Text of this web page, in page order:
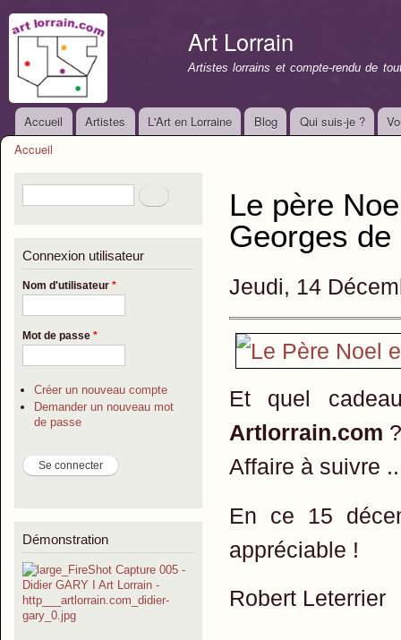
Art Lorrain
Artistes lorrains et compte-rendu de
Menu principal
Accueil Artistes L'Art en Lorraine Blog Qui suis-je ?
Accueil
Formulaire de rechercheRechercher
Connexion utilisateur
Nom d'utilisateur *
Mot de passe *
Créer un nouveau compte
Demander un nouveau mot
de passe
Démonstration
Le père
Georges de
Jeudi, 14
Et quel
Artlorrain.com ?
Affaire à suivre
En ce 15
appréciable !
Robert Leterrier